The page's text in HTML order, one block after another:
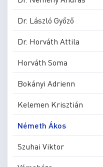
Dr. László Győző
Dr. Horváth Attila
Horváth Soma
Bokányi Adrienn
Kelemen Krisztián
Németh Ákos
Szuhai Viktor